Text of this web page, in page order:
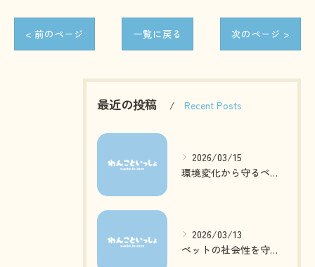
< 前のページ 一覧に戻る 次のページ >
最近の投稿 Recent Posts
2026/03/15
環境変化から守るペットの心身ケア方法
2026/03/13
ペットの社会性を守る日常ケアとは